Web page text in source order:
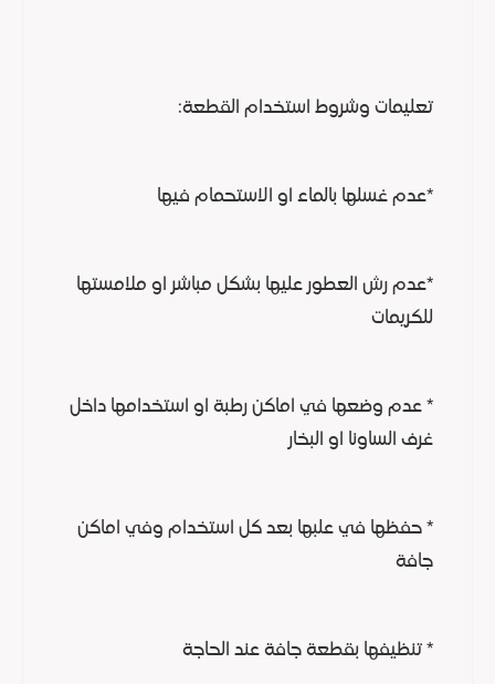
تعليمات وشروط استخدام القطعة:
*عدم غسلها بالماء او الاستحمام فيها
*عدم رش العطور عليها بشكل مباشر او ملامستها
للكريمات
* عدم وضعها في اماكن رطبة او استخدامها داخل
غرف الساونا او البخار
* حفظها في علبها بعد كل استخدام وفي اماكن
جافة
* تنظيفها بقطعة جافة عند الحاجة